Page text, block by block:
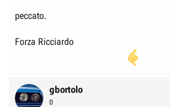
peccato.
Forza Ricciardo
gbortolo
0